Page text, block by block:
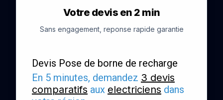
Votre devis en 2 min
Sans engagement, reponse rapide garantie
Devis Pose de borne de recharge
En 5 minutes, demandez 3 devis
comparatifs aux electriciens dans